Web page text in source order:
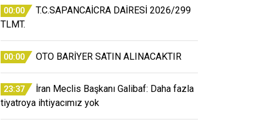
00:00
T.C.SAPANCAİCRA DAİRESİ 2026/299
TLMT.
00:00 OTO BARİYER SATIN ALINACAKTIR
23:37
İran Meclis Başkanı Galibaf: Daha fazla
tiyatroya ihtiyacımız yok